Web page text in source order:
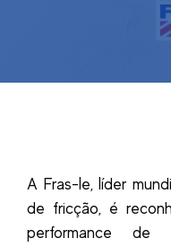
A Fras-le, líder
de fricção, é
performance